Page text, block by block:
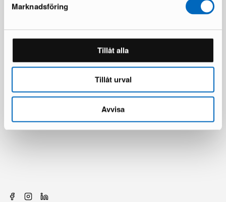
Marknadsföring
Tillåt alla
Tillåt urval
Avvisa